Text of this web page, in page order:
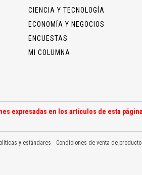
CIENCIA Y TECNOLOGÍA
ECONOMÍA Y NEGOCIOS
ENCUESTAS
MI COLUMNA
expresadas en los artículos de esta
y estándares Condiciones de venta de